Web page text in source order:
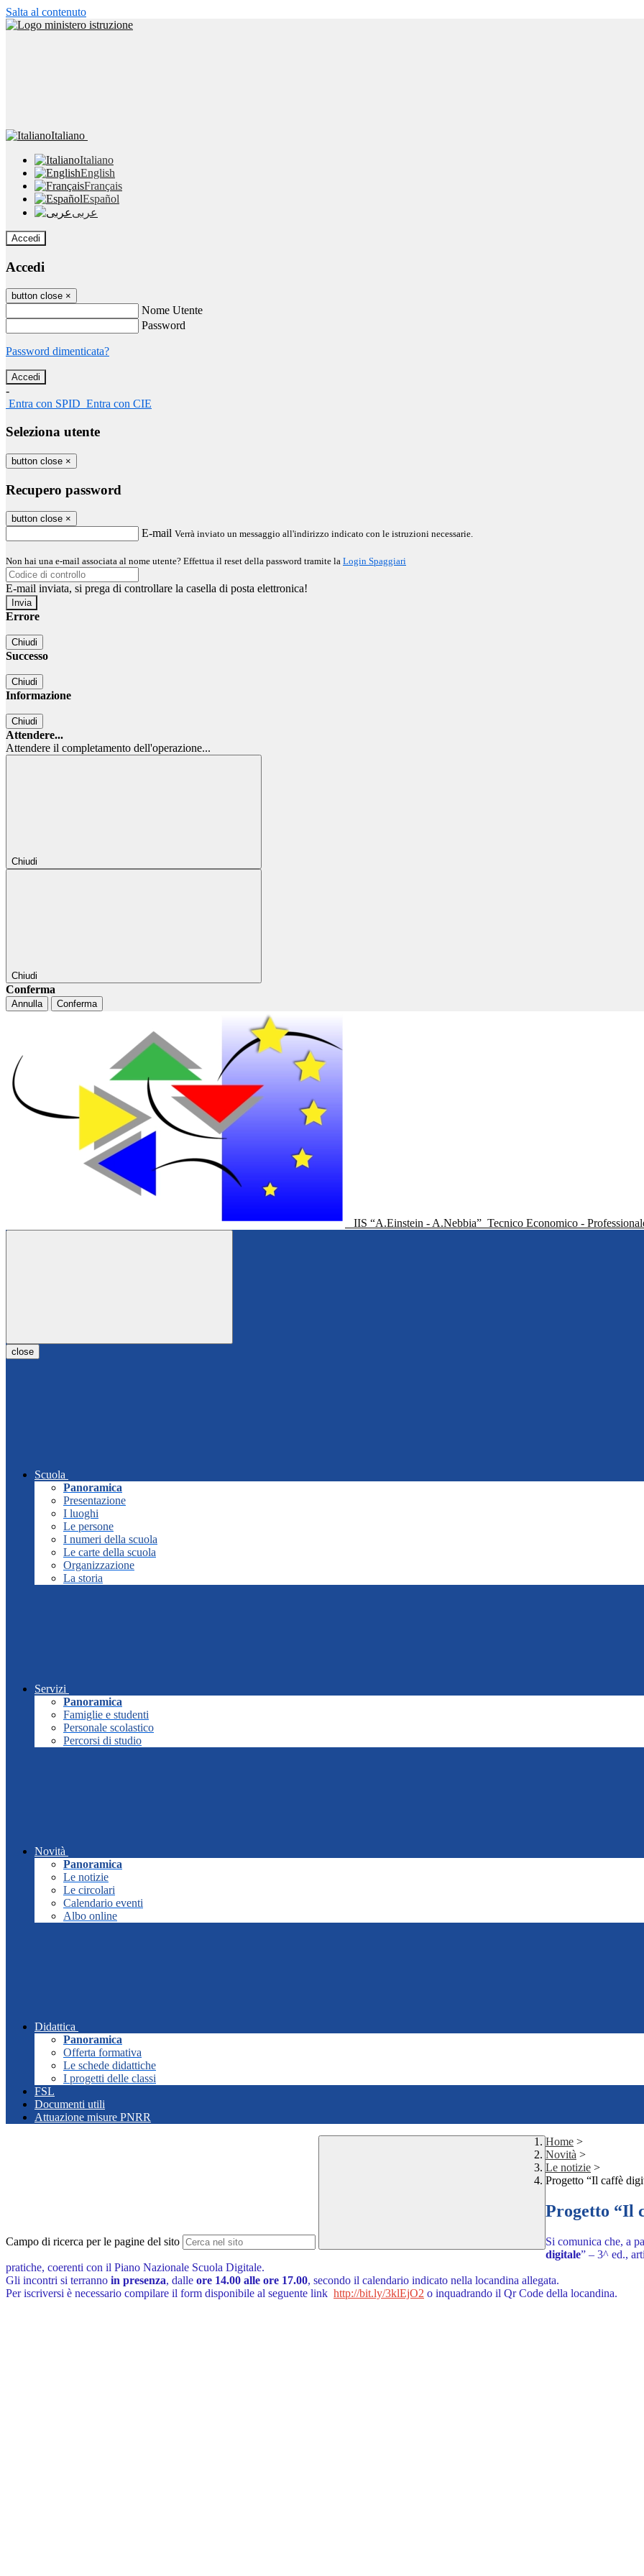
Salta al contenuto
Italiano
Italiano
English
Français
Español
عربى
Accedi
Accedi
button close ×
Nome Utente
Password
Password dimenticata?
-
Entra con SPID Entra con CIE
Seleziona utente
button close ×
Recupero password
button close ×
E-mail Verrà inviato un messaggio all'indirizzo indicato con le istruzioni necessarie.
Non hai una e-mail associata al nome utente? Effettua il reset della password tramite la Login Spaggiari
E-mail inviata, si prega di controllare la casella di posta elettronica!
Errore
Chiudi
Successo
Chiudi
Informazione
Chiudi
Attendere...
Attendere il completamento dell'operazione...
Chiudi
Chiudi
Conferma
Annulla Conferma
IIS “A.Einstein - A.Nebbia” Tecnico Economico -
close
Scuola
Panoramica
Presentazione
I luoghi
Le persone
I numeri della scuola
Le carte della scuola
Organizzazione
La storia
Servizi
Panoramica
Famiglie e studenti
Personale scolastico
Percorsi di studio
Novità
Panoramica
Le notizie
Le circolari
Calendario eventi
Albo online
Didattica
Panoramica
Offerta formativa
Le schede didattiche
I progetti delle classi
FSL
Documenti utili
Attuazione misure PNRR
Campo di ricerca per le pagine del sito
Home >
Novità >
Le notizie >
Progetto “Il caffè
Progetto “Il
Si comunica che, a
digitale” – 3^ ed.,
pratiche, coerenti con il Piano Nazionale Scuola Digitale.
Gli incontri si terranno in presenza, dalle ore 14.00 alle ore 17.00, secondo il calendario indicato nella locandina allegata.
Per iscriversi è necessario compilare il form disponibile al seguente link http://bit.ly/3klEjO2 o inquadrando il QrCode della locandina.